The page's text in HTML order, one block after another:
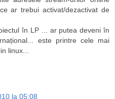
ar trebui activat/dezactivat de
în LP ... ar putea deveni în
este printre cele mai
linux...
la 05:08